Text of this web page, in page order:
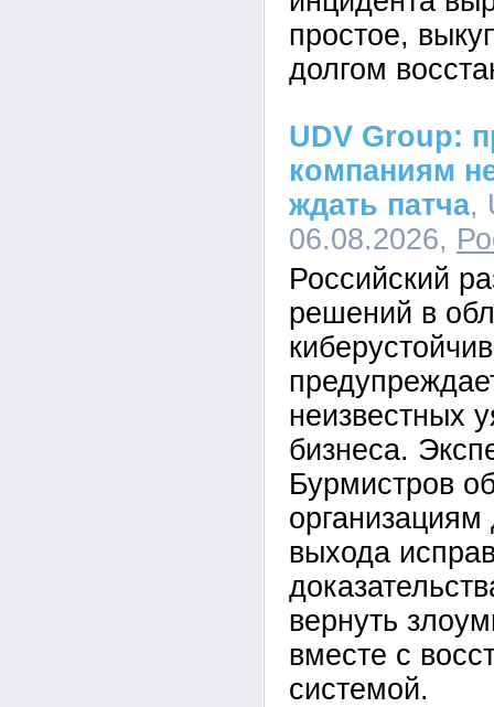
простое,
долгом
UDV Group:
компаниям
ждать патча,
06.08.2026,
Российский
решений в
неизвестных
бизнеса.
Бурмистров
организациям
выхода
вернуть
вместе с
системой.